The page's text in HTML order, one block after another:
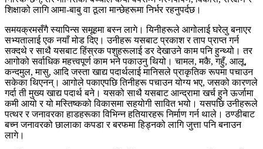
शिक्षाको लागि आमा-बाबु वा ठूला मान्छेहरूमा निर्भर रहनुपर्दछ।
समयक्रमसँगै स्यापिन्स समूहमा बस्न लागे। यिनीहरूले आगोलाई घरेलु बनाएर
सभ्यतालाई एक नयाँ मोड दिए। उनीहरू यसबाट प्रकाश र ताप प्राप्त गर्न
सक्दथे र साथै यसबाट हिंस्रक पशुहरूलाई डर देखाउने काम पनि हुन्थ्यो। तर
आगोको सर्वाधिक महत्त्वपूर्ण काम भने पकाउनु थियो। चामल, मकै, गहुँ, आलू,
कन्दमुल, मासु, आदि जस्ता खाद्य पदार्थलाई मानिसले प्राकृतिक रूपमा पचाउन
सकेका थिएनन्। आगोले पकाएपछि तिनीहरू पचाउन योग्य भए, जसको कारणले
गर्दा ती मुख्य खाद्य पदार्थ बने। यसको साथै यसबाट आन्द्रामा खर्च हुने ऊर्जामा
कमी आयो र यो मस्तिष्कको विकासमा सहयोगी सावित भयो। यसपछि उनीहरूले
पत्थर र जनावरका हाडहरूका विभिन्न हतियारहरू निर्माण गर्न थाले। ठण्डीबाट
बच्न जनावरको छालाका कपडा र बरफमा हिड्नको लागि जुत्ता पनि बनाउन
लागे।